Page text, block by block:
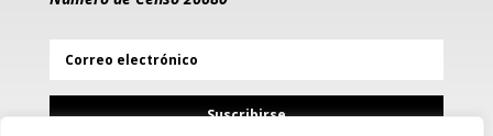
Suscribirse